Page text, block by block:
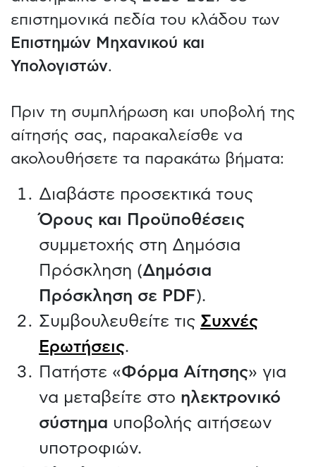
επιστημονικά πεδία του κλάδου των
Επιστημών Μηχανικού και
Υπολογιστών.
Πριν τη συμπλήρωση και υποβολή της
αίτησής σας, παρακαλείσθε να
ακολουθήσετε τα παρακάτω βήματα:
Διαβάστε προσεκτικά τους
Όρους και Προϋποθέσεις
συμμετοχής στη Δημόσια
Πρόσκληση (Δημόσια
Πρόσκληση σε PDF).
Συμβουλευθείτε τις Συχνές
Ερωτήσεις.
Πατήστε «Φόρμα Αίτησης» για
να μεταβείτε στο ηλεκτρονικό
σύστημα υποβολής αιτήσεων
υποτροφιών.